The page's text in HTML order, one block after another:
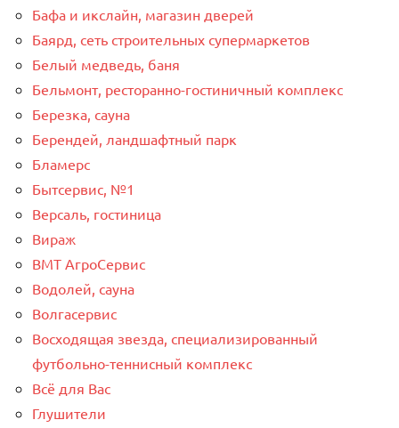
Бафа и икслайн, магазин дверей
Баярд, сеть строительных супермаркетов
Белый медведь, баня
Бельмонт, ресторанно-гостиничный комплекс
Березка, сауна
Берендей, ландшафтный парк
Бламерс
Бытсервис, №1
Версаль, гостиница
Вираж
ВМТ АгроСервис
Водолей, сауна
Волгасервис
Восходящая звезда, специализированный
футбольно-теннисный комплекс
Всё для Вас
Глушители